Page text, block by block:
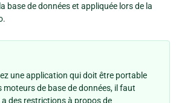
base de données et appliquée lors de la
une application qui doit être portable
moteurs de base de données, il faut
a des restrictions à propos de